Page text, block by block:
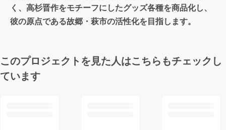
く、高杉晋作をモチーフにしたグッズ各種を商品化し、
彼の原点である故郷・萩市の活性化を目指します。
このプロジェクトを見た人はこちらもチェックし
ています